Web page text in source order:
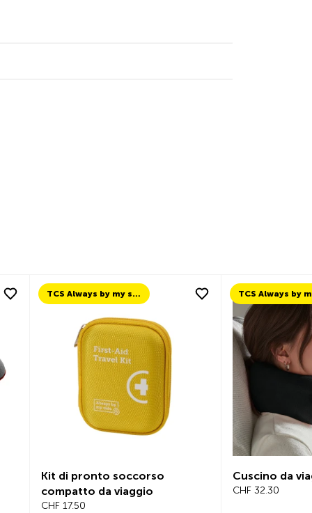
TCS Always by my side
Kit di pronto soccorso
compatto da viaggio
CHF 17.50
Cuscino da
CHF 32.30